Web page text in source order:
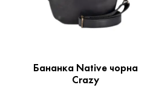
Бананка Native чорна
Crazy